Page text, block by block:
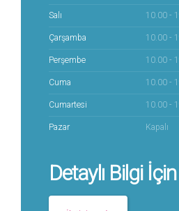
Salı 10.00 -
Çarşamba 10.00 -
Perşembe 10.00 -
Cuma 10.00 -
Cumartesi 10.00 -
Pazar Kapalı
Detaylı Bilgi İçin